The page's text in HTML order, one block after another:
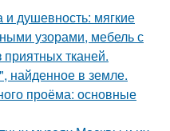
и душевность: мягкие
узорами, мебель с
тканей.
найденное в земле.
проёма: основные